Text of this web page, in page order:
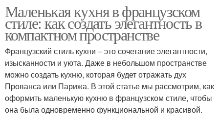
Маленькая кухня в французском
стиле: как создать элегантность в
компактном пространстве
Французский стиль кухни – это сочетание элегантности,
изысканности и уюта. Даже в небольшом пространстве
можно создать кухню, которая будет отражать дух
Прованса или Парижа. В этой статье мы рассмотрим, как
оформить маленькую кухню в французском стиле, чтобы
она была одновременно функциональной и красивой.